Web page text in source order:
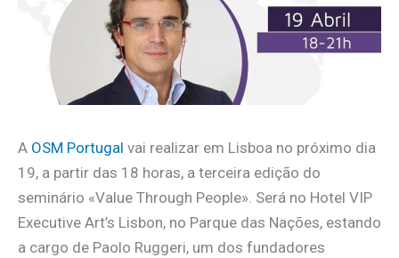
A OSM Portugal vai realizar em Lisboa no próximo dia
19, a partir das 18 horas, a terceira edição do
seminário «Value Through People». Será no Hotel VIP
Executive Art’s Lisbon, no Parque das Nações, estando
a cargo de Paolo Ruggeri, um dos fundadores